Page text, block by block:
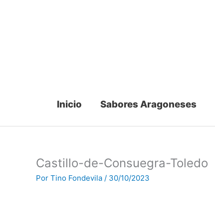
Inicio Sabores Aragoneses
Castillo-de-Consuegra-Toledo
Por Tino Fondevila / 30/10/2023